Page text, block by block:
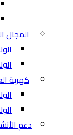
المجال
كهربة
دعم